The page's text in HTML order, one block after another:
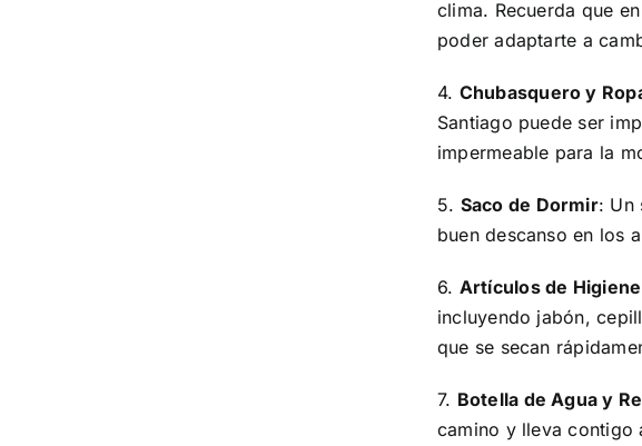
clima. Recuerda que
poder adaptarte a
4. Chubasquero y
Santiago puede ser
impermeable para la
5. Saco de Dormir: Un
buen descanso en los
6. Artículos de
incluyendo jabón,
que se secan
7. Botella de Agua y
camino y lleva contigo